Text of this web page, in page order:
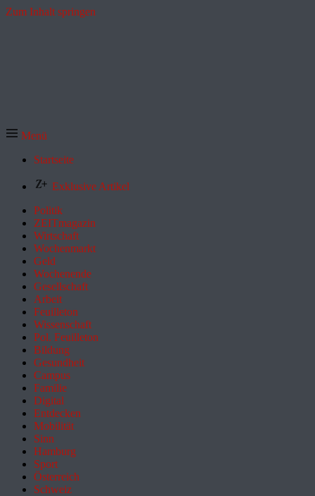
Zum Inhalt springen
Menü
Startseite
Exklusive Artikel
Politik
ZEITmagazin
Wirtschaft
Wochenmarkt
Geld
Wochenende
Gesellschaft
Arbeit
Feuilleton
Wissenschaft
Pol. Feuilleton
Bildung
Gesundheit
Campus
Familie
Digital
Entdecken
Mobilität
Sinn
Hamburg
Sport
Österreich
Schweiz